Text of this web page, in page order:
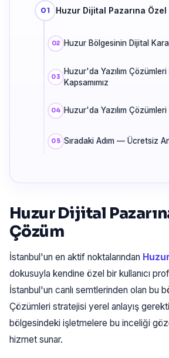
Huzur Dijital Pazarına Özel
Huzur Bölgesinin Dijital
Huzur'da Yazılım
Kapsamımız
Huzur'da Yazılım
Sıradaki Adım — Ücretsiz
Huzur Dijital
Çözüm
İstanbul'un en aktif noktalarından Huzur
dokusuyla kendine özel bir kullanıcı
İstanbul'un canlı semtlerinden olan bu
Çözümleri stratejisi yerel anlayış
bölgesindeki işletmelere bu inceliği
hizmet sunar.